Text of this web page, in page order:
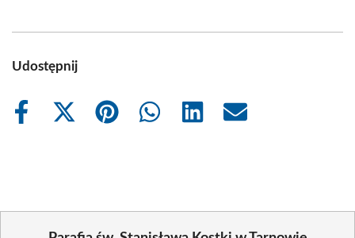
Udostępnij
Share
Share
Share
Share
Share
Share